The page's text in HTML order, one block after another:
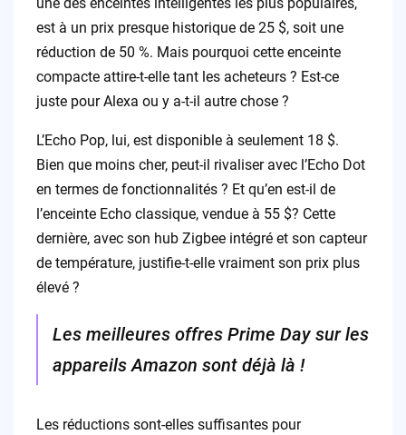
une des enceintes intelligentes les plus populaires,
est à un prix presque historique de 25 $, soit une
réduction de 50 %. Mais pourquoi cette enceinte
compacte attire-t-elle tant les acheteurs ? Est-ce
juste pour Alexa ou y a-t-il autre chose ?
L’Echo Pop, lui, est disponible à seulement 18 $.
Bien que moins cher, peut-il rivaliser avec l’Echo Dot
en termes de fonctionnalités ? Et qu’en est-il de
l’enceinte Echo classique, vendue à 55 $? Cette
dernière, avec son hub Zigbee intégré et son capteur
de température, justifie-t-elle vraiment son prix plus
élevé ?
Les meilleures offres Prime Day sur les
appareils Amazon sont déjà là !
Les réductions sont-elles suffisantes pour